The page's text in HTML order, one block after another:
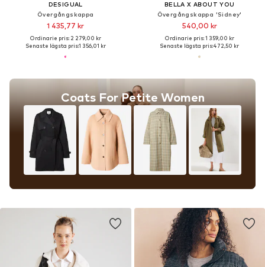
DESIGUAL
Övergångskappa
1 435,77 kr
Ordinarie pris: 2 279,00 kr
Senaste lägsta pris:1 356,01 kr
Coats For Petite Women
BELLA X ABOUT YOU
Övergångskappa 'Sidney'
540,00 kr
Ordinarie pris: 1 359,00 kr
Senaste lägsta pris:472,50 kr